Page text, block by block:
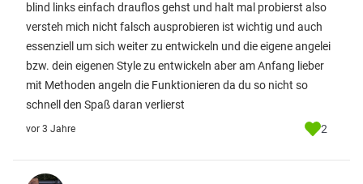
blind links einfach drauflos gehst und halt mal probierst also
versteh mich nicht falsch ausprobieren ist wichtig und auch
essenziell um sich weiter zu entwickeln und die eigene angelei
bzw. dein eigenen Style zu entwickeln aber am Anfang lieber
mit Methoden angeln die Funktionieren da du so nicht so
schnell den Spaß daran verlierst
vor 3 Jahre 2